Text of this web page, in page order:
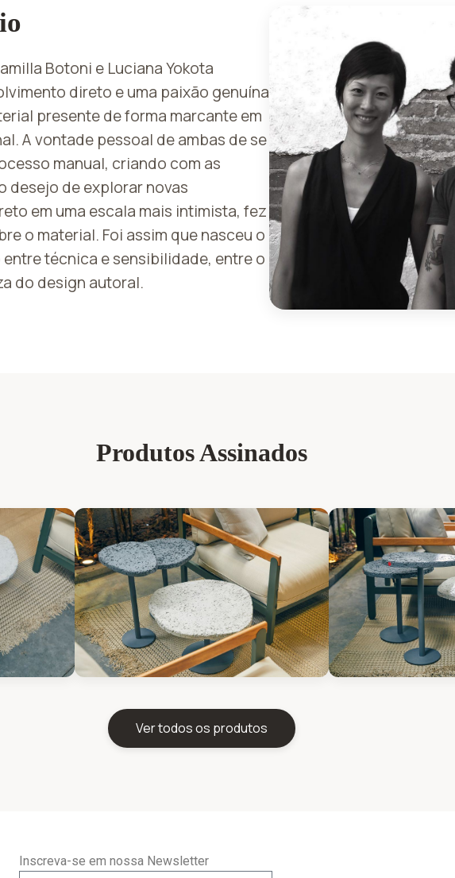
Botoni e Luciana Yokota
direto e uma paixão genuína
presente de forma marcante em
A vontade pessoal de ambas de se
manual, criando com as
desejo de explorar novas
em uma escala mais intimista, fez
o material. Foi assim que nasceu o
entre técnica e sensibilidade, entre o
do design autoral.
Produtos Assinados
Ver todos os produtos
Inscreva-se em nossa Newsletter